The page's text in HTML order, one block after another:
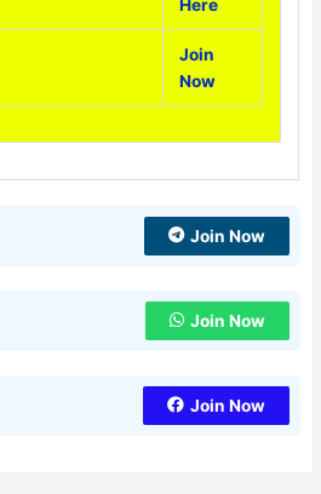
Here
Join
Now
Join Now
Join Now
Join Now